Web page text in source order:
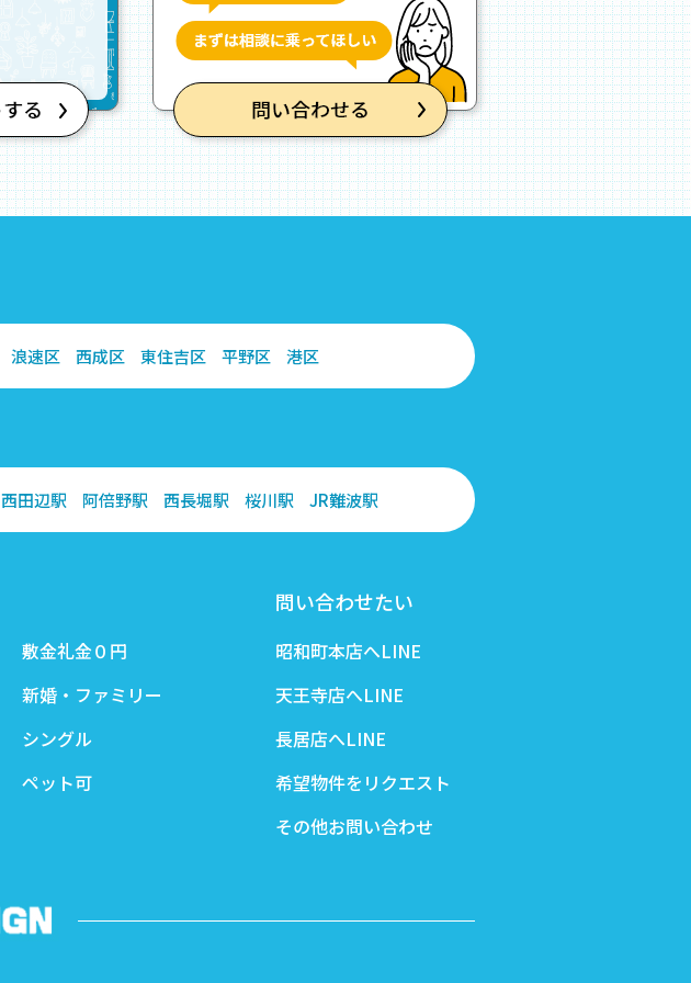
浪速区 西成区 東住吉区 平野区 港区
西田辺駅 阿倍野駅 西長堀駅 桜川駅 JR難波駅
敷金礼金０円
新婚・ファミリー
シングル
ペット可
問い合わせたい
昭和町本店へLINE
天王寺店へLINE
長居店へLINE
希望物件をリクエスト
その他お問い合わせ